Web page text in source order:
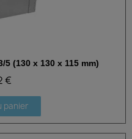
5 (130 x 130 x 115 mm)
€
panier